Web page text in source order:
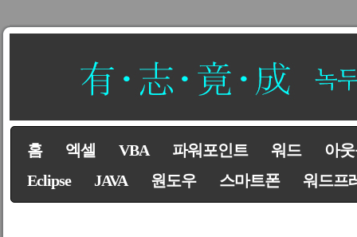
홈 엑셀 VBA 파워포인트 워드
아
Eclipse
JAVA 원도우 스마트폰 워드프